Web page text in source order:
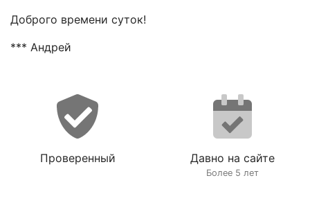
Доброго времени суток!
*** Андрей
Проверенный Давно на сайте
Более 5 лет